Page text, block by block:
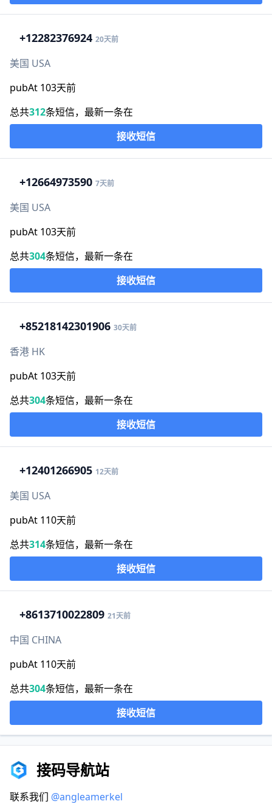
+12282376924 20天前
美国 USA
pubAt 103天前
总共312条短信，最新一条在
接收短信
+12664973590 7天前
美国 USA
pubAt 103天前
总共304条短信，最新一条在
接收短信
+85218142301906 30天前
香港 HK
pubAt 103天前
总共304条短信，最新一条在
接收短信
+12401266905 12天前
美国 USA
pubAt 110天前
总共314条短信，最新一条在
接收短信
+8613710022809 21天前
中国 CHINA
pubAt 110天前
总共304条短信，最新一条在
接收短信
接码导航站
联系我们 @angleamerkel